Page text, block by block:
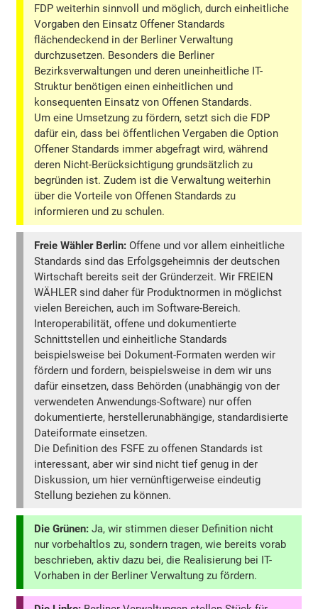
FDP weiterhin sinnvoll und möglich, durch einheitliche
Vorgaben den Einsatz Offener Standards
flächendeckend in der Berliner Verwaltung
durchzusetzen. Besonders die Berliner
Bezirksverwaltungen und deren uneinheitliche IT-
Struktur benötigen einen einheitlichen und
konsequenten Einsatz von Offenen Standards.
Um eine Umsetzung zu fördern, setzt sich die FDP
dafür ein, dass bei öffentlichen Vergaben die Option
Offener Standards immer abgefragt wird, während
deren Nicht-Berücksichtigung grundsätzlich zu
begründen ist. Zudem ist die Verwaltung weiterhin
über die Vorteile von Offenen Standards zu
informieren und zu schulen.
Freie Wähler Berlin: Offene und vor allem einheitliche
Standards sind das Erfolgsgeheimnis der deutschen
Wirtschaft bereits seit der Gründerzeit. Wir FREIEN
WÄHLER sind daher für Produktnormen in möglichst
vielen Bereichen, auch im Software-Bereich.
Interoperabilität, offene und dokumentierte
Schnittstellen und einheitliche Standards
beispielsweise bei Dokument-Formaten werden wir
fördern und fordern, beispielsweise in dem wir uns
dafür einsetzen, dass Behörden (unabhängig von der
verwendeten Anwendungs-Software) nur offen
dokumentierte, herstellerunabhängige, standardisierte
Dateiformate einsetzen.
Die Definition des FSFE zu offenen Standards ist
interessant, aber wir sind nicht tief genug in der
Diskussion, um hier vernünftigerweise eindeutig
Stellung beziehen zu können.
Die Grünen: Ja, wir stimmen dieser Definition nicht
nur vorbehaltlos zu, sondern tragen, wie bereits vorab
beschrieben, aktiv dazu bei, die Realisierung bei IT-
Vorhaben in der Berliner Verwaltung zu fördern.